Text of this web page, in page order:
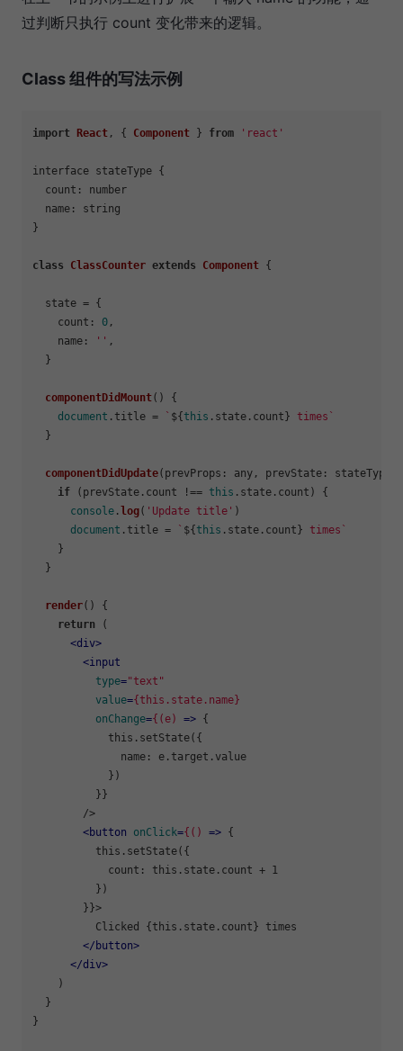
过判断只执行 count 变化带来的逻辑。
Class 组件的写法示例
import React , { Component } from 'react'
interface stateType {
count : number
name : string
}
class ClassCounter extends Component {
  state = {
count : 0 ,
name : '' ,
  }
componentDidMount( ) {
document . title = ` ${this .state.count} times`
  }
componentDidUpdate( prevProps: any, prevState: stateType
if (prevState. count !== this . state . count ) {
console .log( 'Update title' )
document . title = ` ${this .state.count} times`
    }
  }
render( ) {
return (
<div>
<input
type="text"
value={this.state.name}
onChange={(e) => {
            this.setState({
              name: e.target.value
            })
          }}
        />
<button onClick={() => {
          this.setState({
            count: this.state.count + 1
          })
        }}>
          Clicked {this.state.count} times
</ button>
</div>
    )
  }
}